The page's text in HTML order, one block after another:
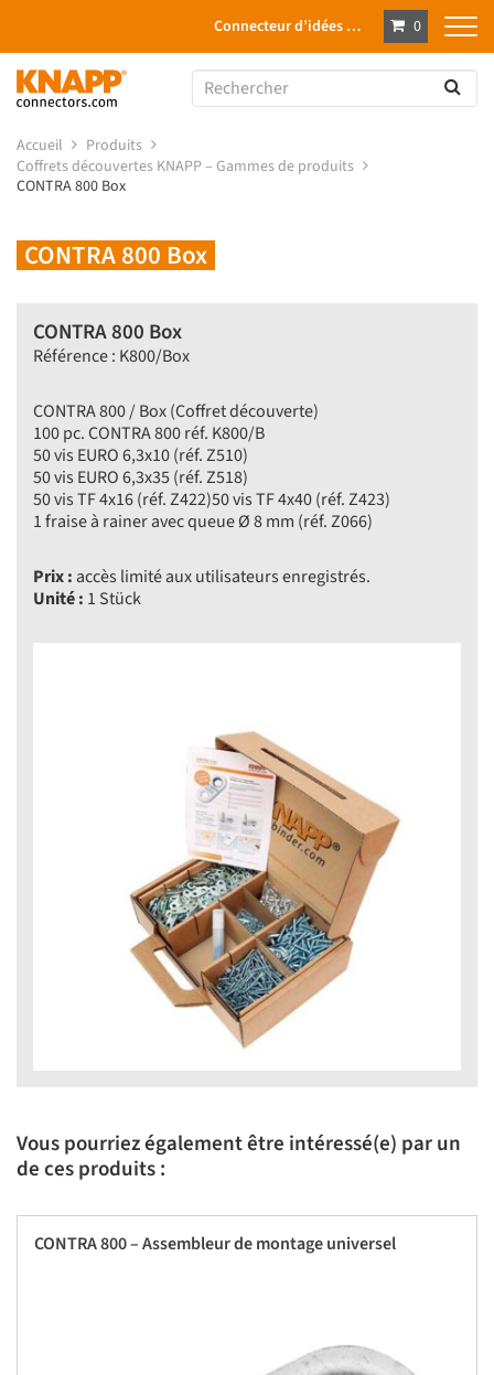
Connecteur d’idées … 0
Accueil
Produits
Coffrets découvertes KNAPP – Gammes de produits
CONTRA 800 Box
CONTRA 800 Box
CONTRA 800 Box
Référence : K800/Box
CONTRA 800 / Box (Coffret découverte)
100 pc. CONTRA 800 réf. K800/B
50 vis EURO 6,3x10 (réf. Z510)
50 vis EURO 6,3x35 (réf. Z518)
50 vis TF 4x16 (réf. Z422)50 vis TF 4x40 (réf. Z423)
1 fraise à rainer avec queue Ø 8 mm (réf. Z066)
Prix : accès limité aux utilisateurs enregistrés.
Unité : 1 Stück
Vous pourriez également être intéressé(e) par un
de ces produits :
CONTRA 800 – Assembleur de montage universel